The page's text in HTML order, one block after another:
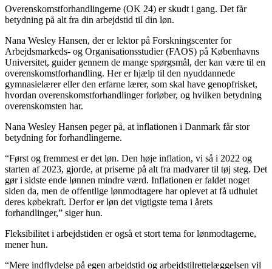
Overenskomstforhandlingerne (OK 24) er skudt i gang. Det får
betydning på alt fra din arbejdstid til din løn.
Nana Wesley Hansen, der er lektor på Forskningscenter for
Arbejdsmarkeds- og Organisationsstudier (FAOS) på Københavns
Universitet, guider gennem de mange spørgsmål, der kan være til en
overenskomstforhandling. Her er hjælp til den nyuddannede
gymnasielærer eller den erfarne lærer, som skal have genopfrisket,
hvordan overenskomstforhandlinger forløber, og hvilken betydning
overenskomsten har.
Nana Wesley Hansen peger på, at inflationen i Danmark får stor
betydning for forhandlingerne.
“Først og fremmest er det løn. Den høje inflation, vi så i 2022 og
starten af 2023, gjorde, at priserne på alt fra madvarer til tøj steg. Det
gør i sidste ende lønnen mindre værd. Inflationen er faldet noget
siden da, men de offentlige lønmodtagere har oplevet at få udhulet
deres købekraft. Derfor er løn det vigtigste tema i årets
forhandlinger,” siger hun.
Fleksibilitet i arbejdstiden er også et stort tema for lønmodtagerne,
mener hun.
“Mere indflydelse på egen arbejdstid og arbejdstilrettelæggelsen vil